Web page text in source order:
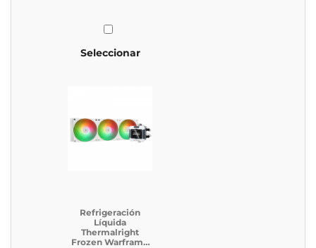
Seleccionar
Refrigeración
Líquida
Thermalright
Frozen Warframe